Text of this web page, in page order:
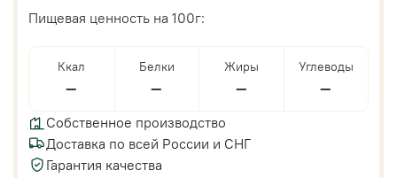
Пищевая ценность на 100г:
Ккал
—
Белки
—
Жиры
—
Углеводы
—
Собственное производство
Доставка по всей России и СНГ
Гарантия качества